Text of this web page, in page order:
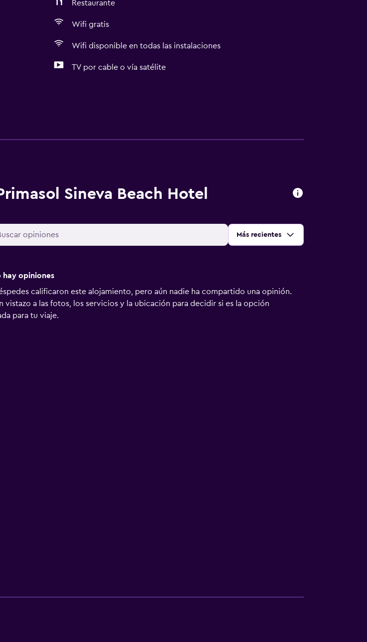
Restaurante
Wifi gratis
Wifi disponible en todas las instalaciones
TV por cable o vía satélite
Sineva Beach Hotel
Ordenar por:
Más recientes
hay opiniones
calificaron este alojamiento, pero aún nadie ha compartido una opinión.
vistazo a las fotos, los servicios y la ubicación para decidir si es la opción
para tu viaje.